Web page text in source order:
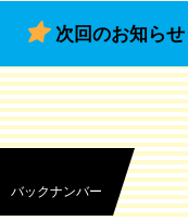
次回のお知らせ
バックナンバー